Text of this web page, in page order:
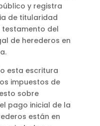
y registra
de titularidad
testamento del
de herederos en
esta escritura
impuestos de
sobre
pago inicial de la
están en